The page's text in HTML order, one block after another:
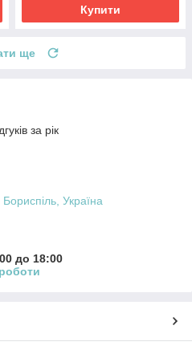
Купити
ще
за рік
Україна
до 18:00